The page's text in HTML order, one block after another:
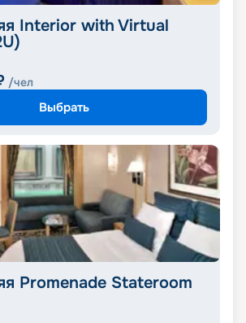
Interior with Virtual
/чел
Выбрать
Promenade Stateroom